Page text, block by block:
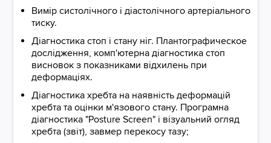
Вимір систолічного і діастолічного артеріального
тиску.
Діагностика стоп і стану ніг. Плантографическое
дослідження, комп'ютерна діагностика стоп
висновок з показниками відхилень при
деформаціях.
Діагностика хребта на наявність деформацій
хребта та оцінки м'язового стану. Програмна
діагностика "Posture Screen" і візуальний огляд
хребта (звіт), завмер перекосу тазу;